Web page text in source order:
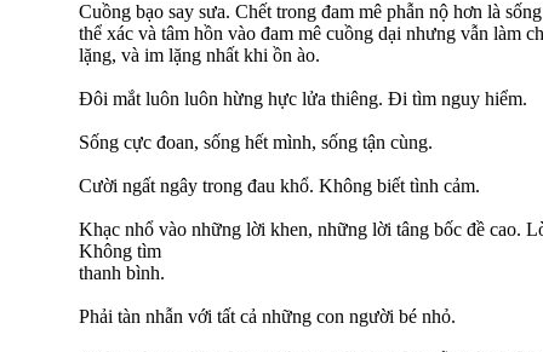
Cuồng bạo say sưa. Chết trong đam mê phẫn nộ hơn là
thể xác và tâm hồn vào đam mê cuồng dại nhưng vẫn làm
lặng, và im lặng nhất khi ồn ào.
Đôi mắt luôn luôn hừng hực lửa thiêng. Đi tìm nguy hiểm.
Sống cực đoan, sống hết mình, sống tận cùng.
Cười ngất ngây trong đau khổ. Không biết tình cảm.
Khạc nhổ vào những lời khen, những lời tâng bốc đề cao.
Không tìm
thanh bình.
Phải tàn nhẫn với tất cả những con người bé nhỏ.